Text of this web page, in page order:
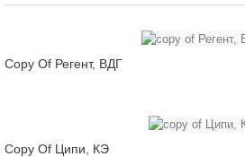
Copy Of Регент, ВДГ
Copy Of Ципи, КЭ